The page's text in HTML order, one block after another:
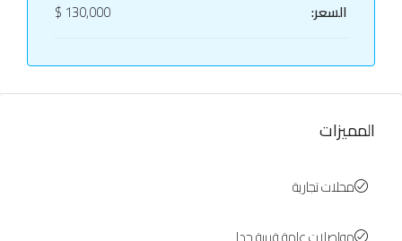
السعر:
130,000 $
المميزات
محلات تجارية